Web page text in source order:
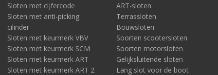
Sloten met cijfercode
Sloten met anti-picking
cilinder
Sloten met keurmerk VBV
Sloten met keurmerk SCM
Sloten met keurmerk ART
Sloten met keurmerk ART 2
ART-sloten
Terrassloten
Bouwsloten
Soorten scootersloten
Soorten motorsloten
Gelijksluitende sloten
Lang slot voor de boot